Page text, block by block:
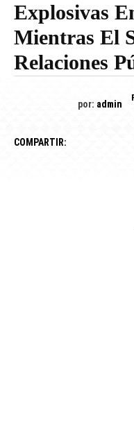
Explosivas
Mientras El
Relaciones
por: admin
COMPARTIR: